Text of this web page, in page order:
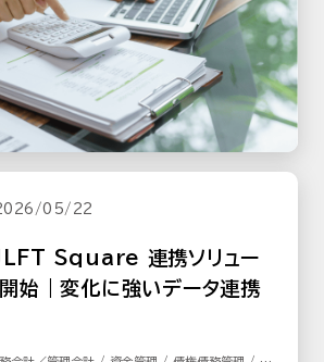
05/22
Square 連携ソリュー
始｜変化に強いデータ連携